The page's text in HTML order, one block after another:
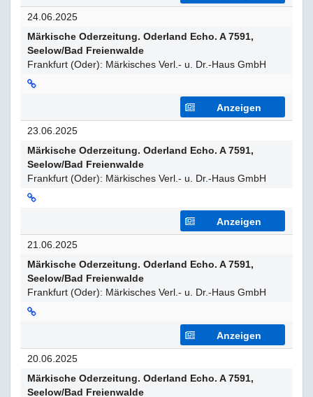
24.06.2025
Märkische Oderzeitung. Oderland Echo. A 7591,
Seelow/Bad Freienwalde
Frankfurt (Oder): Märkisches Verl.- u. Dr.-Haus GmbH
Anzeigen
23.06.2025
Märkische Oderzeitung. Oderland Echo. A 7591,
Seelow/Bad Freienwalde
Frankfurt (Oder): Märkisches Verl.- u. Dr.-Haus GmbH
Anzeigen
21.06.2025
Märkische Oderzeitung. Oderland Echo. A 7591,
Seelow/Bad Freienwalde
Frankfurt (Oder): Märkisches Verl.- u. Dr.-Haus GmbH
Anzeigen
20.06.2025
Märkische Oderzeitung. Oderland Echo. A 7591,
Seelow/Bad Freienwalde